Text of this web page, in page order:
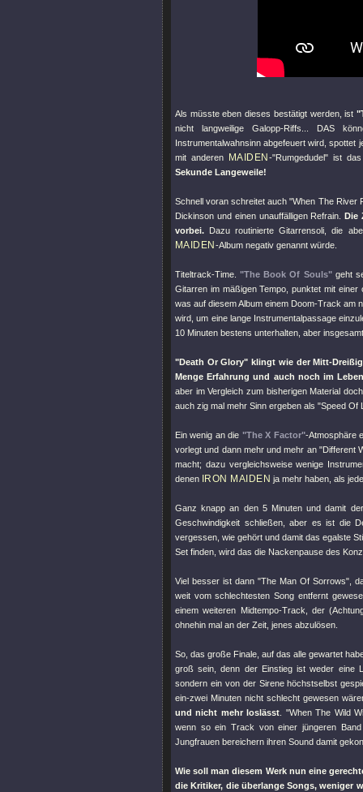
Als müsste eben dieses bestätigt werden, ist
nicht langweilige Galopp-Riffs... DAS
Instrumentalwahnsinn abgefeuert wird, spottet
mit anderen
MAIDEN -"Rumgedudel" ist
Sekunde Langeweile!
Schnell voran schreitet auch"When The River
Dickinson und einen unauffälligen Refrain.Die
vorbei. Dazu routinierte Gitarrensoli, die
MAIDEN -Album negativ genannt würde.
Titeltrack-Time."The Book Of Souls"geht
Gitarren im mäßigen Tempo, punktet mit
was auf diesem Album einem Doom-Track am
wird, um eine lange Instrumentalpassage
10 Minuten bestens unterhalten, aber
"Death Or Glory" klingt wie der Mitt-
Menge Erfahrung und auch noch im
aber im Vergleich zum bisherigen Material
auch zig mal mehr Sinn ergeben als "Speed Of
Ein wenig an die "The X Factor"-Atmosphäre
vorlegt und dann mehr und mehr an "Different
macht; dazu vergleichsweise wenige
denen
IRON MAIDEN ja mehr haben, als
Ganz knapp an den 5 Minuten und damit
Geschwindigkeit schließen, aber es ist die
vergessen, wie gehört und damit das egalste
Set finden, wird das die Nackenpause des
Viel besser ist dann "The Man Of Sorrows" ,
weit vom schlechtesten Song entfernt
einem weiteren Midtempo-Track, der
ohnehin mal an der Zeit, jenes abzulösen.
So, das große Finale, auf das alle gewartet
groß sein, denn der Einstieg ist weder eine
sondern ein von der Sirene höchstselbst
ein-zwei Minuten nicht schlecht gewesen
und nicht mehr loslässt
"When The Wild
wenn so ein Track von einer jüngeren
Jungfrauen bereichern ihren Sound damit
Wie soll man diesem Werk nun eine
die Kritiker, die überlange Songs, weniger